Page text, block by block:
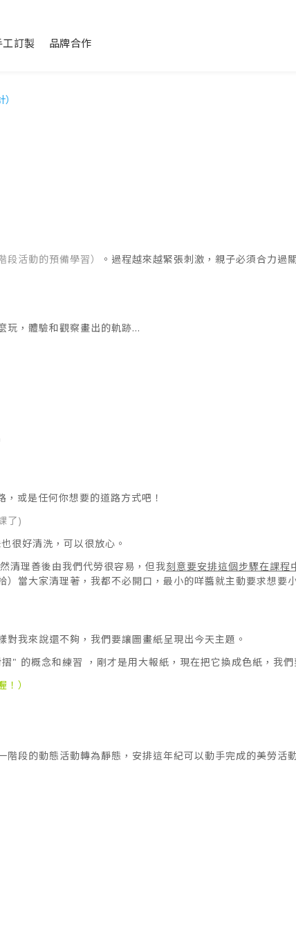
工訂製 品牌合作
段活動的預備學習） 。過程越來越緊張刺激，親子必須合力過
玩，體驗和觀察畫出的軌跡...
或是任何你想要的道路方式吧！
了)
很好清洗，可以很放心。
然清理善後由我們代勞很容易，但我刻意要安排這個步驟在課程
當大家清理著，我都不必開口，最小的咩醬就主動要求想要
我來說還不夠，我們要讓圖畫紙呈現出今天主題。
" 的概念和練習 ，剛才是用大報紙，現在把它換成色紙，我們
）
段的動態活動轉為靜態，安排這年紀可以動手完成的美勞活